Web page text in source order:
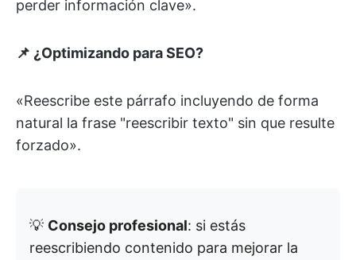
perder información clave».
📌 ¿Optimizando para SEO?
«Reescribe este párrafo incluyendo de forma
natural la frase "reescribir texto" sin que resulte
forzado».
💡 Consejo profesional: si estás
reescribiendo contenido para mejorar la